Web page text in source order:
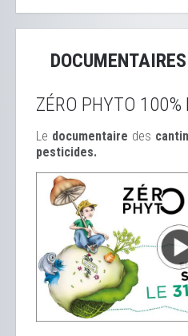
ZÉRO PHYTO 100%
Le documentaire des
pesticides.